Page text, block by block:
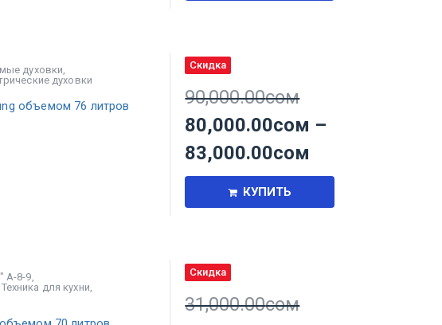
духовки,
духовки
объемом 76 литров
Скидка
90,000.00сом
80,000.00сом –
83,000.00сом
КУПИТЬ
А-8-9,
Техника для кухни,
Скидка
31,000.00сом